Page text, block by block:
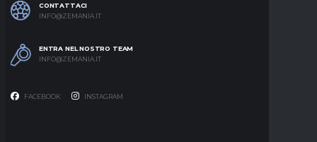
CONTATTACI
INFO@ZEMANIA.IT
ENTRA NEL NOSTRO TEAM
INFO@ZEMANIA.IT
FACEBOOK INSTAGRAM